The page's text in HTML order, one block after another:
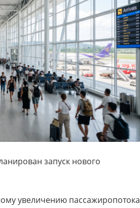
запуск нового
увеличению пассажиропотока